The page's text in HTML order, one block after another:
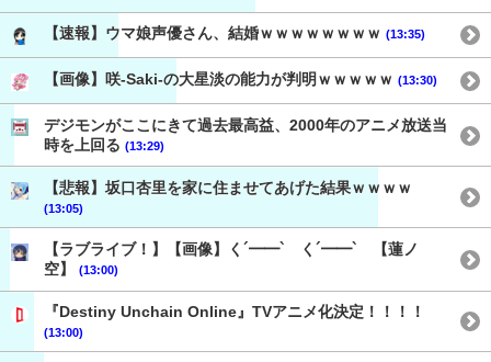
【速報】ウマ娘声優さん、結婚ｗｗｗｗｗｗｗｗ (13:35)
【画像】咲-Saki-の大星淡の能力が判明ｗｗｗｗｗ (13:30)
デジモンがここにきて過去最高益、2000年のアニメ放送当
時を上回る (13:29)
【悲報】坂口杏里を家に住ませてあげた結果ｗｗｗｗ
(13:05)
【ラブライブ！】【画像】く´━━`ゝく´━━`ゝ【蓮ノ
空】
(13:00)
『Destiny Unchain Online』TVアニメ化決定！！！！
(13:00)